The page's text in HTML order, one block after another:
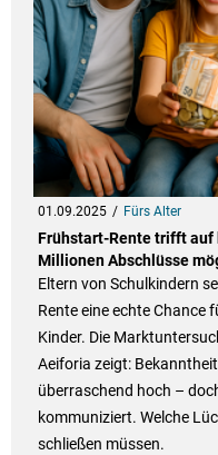
01.09.2025 Fürs Alter
Frühstart-Rente trifft auf
Millionen Abschlüsse
Eltern von Schulkindern
Rente eine echte Chance
Kinder. Die
Aeiforia zeigt:
überraschend hoch –
kommuniziert. Welche
schließen müssen.